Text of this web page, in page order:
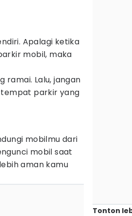
Apalagi ketika
mobil, maka
ramai. Lalu, jangan
tempat parkir yang
mobilmu dari
mobil saat
aman kamu
Tonton